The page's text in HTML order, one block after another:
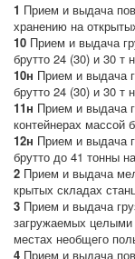
1 Прием и выдача
хранению на
10 Прием и выдача
брутто 24 (30) и 30 т
10н Прием и выдача
брутто 24 (30) и 30 т
11н Прием и выдача
контейнерах массой
12н Прием и выдача
брутто до 41 тонны
2 Прием и выдача
крытых складах
3 Прием и выдача
загружаемых целыми
местах необщего
4 Прием и выдача